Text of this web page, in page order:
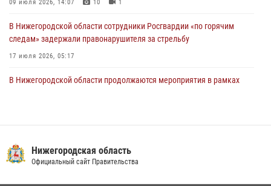
09 июля 2026, 14:07 10 1
В Нижегородской области сотрудники Росгвардии «по горячим
следам» задержали правонарушителя за стрельбу
17 июля 2026, 05:17
В Нижегородской области продолжаются мероприятия в рамках
Суперкубка России в Нижнем Новгороде
20 июля 2026, 13:55 2
Нижегородская область
Официальный сайт Правительства